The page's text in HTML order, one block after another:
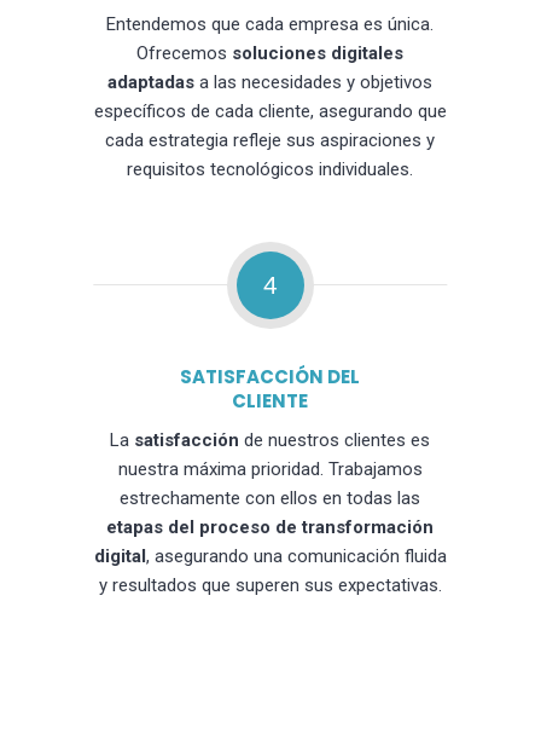
Entendemos que cada empresa es única.
Ofrecemos soluciones digitales
adaptadas a las necesidades y objetivos
específicos de cada cliente, asegurando que
cada estrategia refleje sus aspiraciones y
requisitos tecnológicos individuales.
4
SATISFACCIÓN DEL
CLIENTE
La satisfacción de nuestros clientes es
nuestra máxima prioridad. Trabajamos
estrechamente con ellos en todas las
etapas del proceso de transformación
digital, asegurando una comunicación fluida
y resultados que superen sus expectativas.